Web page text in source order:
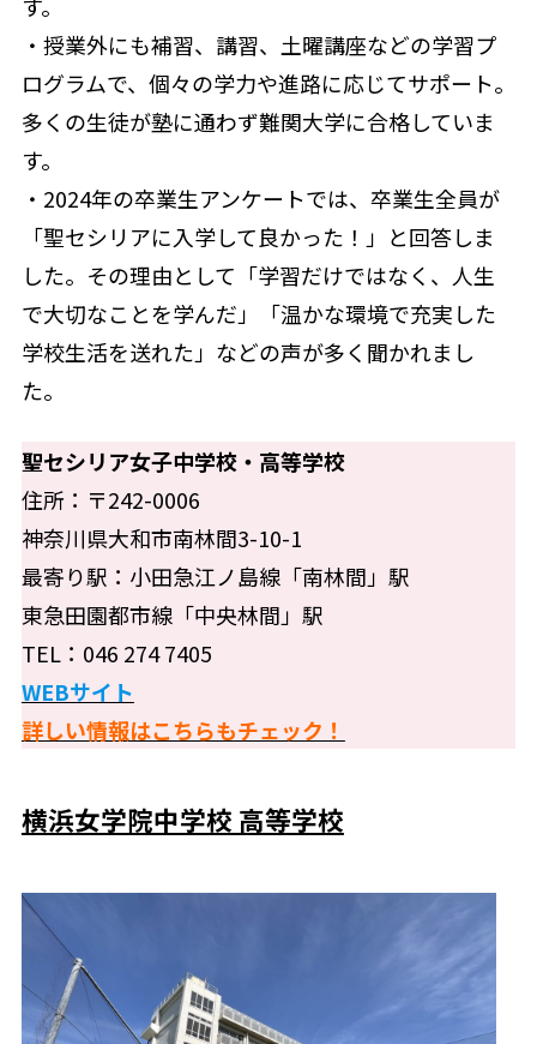
す。
・授業外にも補習、講習、土曜講座などの学習プ
ログラムで、個々の学力や進路に応じてサポート。
多くの生徒が塾に通わず難関大学に合格していま
す。
・2024年の卒業生アンケートでは、卒業生全員が
「聖セシリアに入学して良かった！」と回答しま
した。その理由として「学習だけではなく、人生
で大切なことを学んだ」「温かな環境で充実した
学校生活を送れた」などの声が多く聞かれまし
た。
聖セシリア女子中学校・高等学校
住所：〒242-0006
神奈川県大和市南林間3-10-1
最寄り駅：小田急江ノ島線「南林間」駅
東急田園都市線「中央林間」駅
TEL：046 274 7405
WEBサイト
詳しい情報はこちらもチェック！
横浜女学院中学校 高等学校